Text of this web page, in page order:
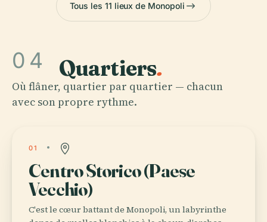
Tous les 11 lieux de Monopoli
04 Quartiers.
Où flâner, quartier par quartier — chacun
avec son propre rythme.
01
Centro Storico (Paese
Vecchio)
C'est le cœur battant de Monopoli, un labyrinthe